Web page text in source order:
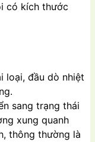
có kích thước
loại, đầu dò nhiệt
sang trạng thái
xung quanh
thông thường là